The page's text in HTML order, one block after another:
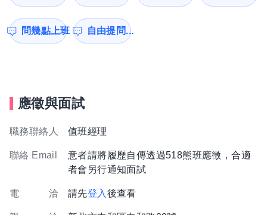
問幾點上班 自由提問...
應徵與面試
職務聯絡人 值班經理
聯絡 Email
意者請將履歷自傳透過518熊班應徵，合適
者會另行通知面試
電 洽 請先登入 後查看